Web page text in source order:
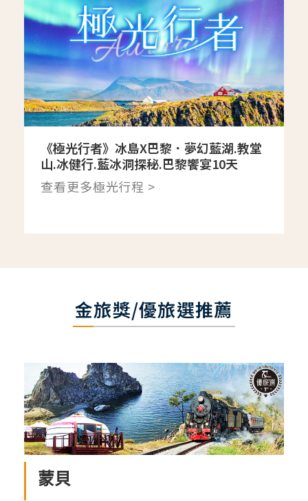
《極光行者》冰島X巴黎．夢幻藍湖.教堂
山.冰健行.藍冰洞探秘.巴黎饗宴10天
查看更多極光行程 >
金旅獎/優旅選推薦
蒙貝